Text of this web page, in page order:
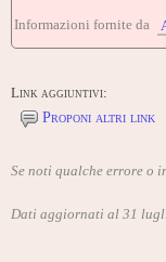
Informazioni fornite da
Link aggiuntivi:
Proponi altri link
Se noti qualche errore o
Dati aggiornati al 31